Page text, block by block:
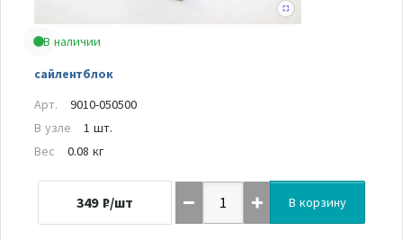
В наличии
сайлентблок
Арт.
9010-050500
В узле
1 шт.
Вес
0.08 кг
349 ₽/шт В корзину